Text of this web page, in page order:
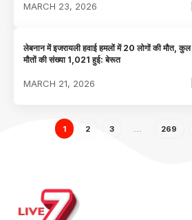
MARCH 23, 2026
लेबनान में इजरायली हवाई हमलों में 20 लोगों की मौत, कुल
मौतों की संख्या 1,021 हुई: बेरूत
MARCH 21, 2026
1 2 3 269